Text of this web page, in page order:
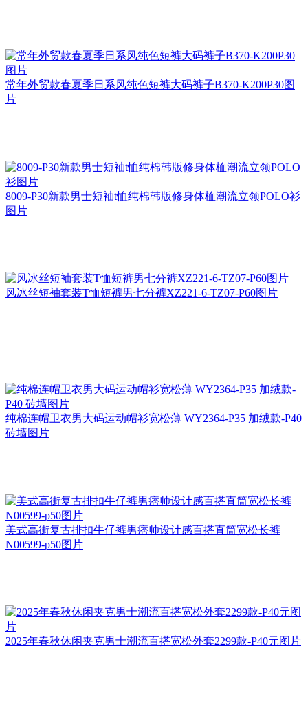
常年外贸款春夏季日系风纯色短裤大码裤子B370-K200P30图
片
8009-P30新款男士短袖t恤纯棉韩版修身体桖潮流立领POLO衫
图片
风冰丝短袖套装T恤短裤男七分裤XZ221-6-TZ07-P60图片
纯棉连帽卫衣男大码运动帽衫宽松薄 WY2364-P35 加绒款-P40
砖墙图片
美式高街复古排扣牛仔裤男痞帅设计感百搭直筒宽松长裤
N00599-p50图片
2025年春秋休闲夹克男士潮流百搭宽松外套2299款-P40元图片